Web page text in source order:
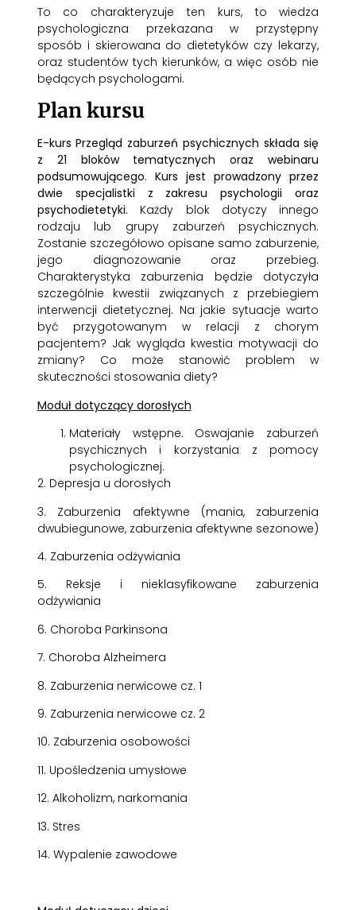
To co charakteryzuje ten kurs, to wiedza
psychologiczna przekazana w przystępny
sposób i skierowana do dietetyków czy lekarzy,
oraz studentów tych kierunków, a więc osób nie
będących psychologami.
Plan kursu
E-kurs Przegląd zaburzeń psychicznych składa się
z 21 bloków tematycznych oraz webinaru
podsumowującego. Kurs jest prowadzony przez
dwie specjalistki z zakresu psychologii oraz
psychodietetyki. Każdy blok dotyczy innego
rodzaju lub grupy zaburzeń psychicznych.
Zostanie szczegółowo opisane samo zaburzenie,
jego diagnozowanie oraz przebieg.
Charakterystyka zaburzenia będzie dotyczyła
szczególnie kwestii związanych z przebiegiem
interwencji dietetycznej. Na jakie sytuacje warto
być przygotowanym w relacji z chorym
pacjentem? Jak wygląda kwestia motywacji do
zmiany? Co może stanowić problem w
skuteczności stosowania diety?
Moduł dotyczący dorosłych
Materiały wstępne. Oswajanie zaburzeń
psychicznych i korzystania z pomocy
psychologicznej.
2. Depresja u dorosłych
3. Zaburzenia afektywne (mania, zaburzenia
dwubiegunowe, zaburzenia afektywne sezonowe)
4. Zaburzenia odżywiania
5. Reksje i nieklasyfikowane zaburzenia
odżywiania
6. Choroba Parkinsona
7. Choroba Alzheimera
8. Zaburzenia nerwicowe cz. 1
9. Zaburzenia nerwicowe cz. 2
10. Zaburzenia osobowości
11. Upośledzenia umysłowe
12. Alkoholizm, narkomania
13. Stres
14. Wypalenie zawodowe